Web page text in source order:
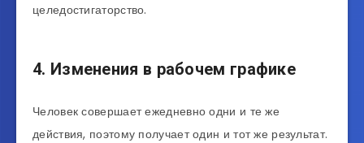
целедостигаторство.
4. Изменения в рабочем графике
Человек совершает ежедневно одни и те же
действия, поэтому получает один и тот же результат.